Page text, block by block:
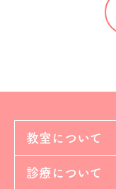
教室について
診療について